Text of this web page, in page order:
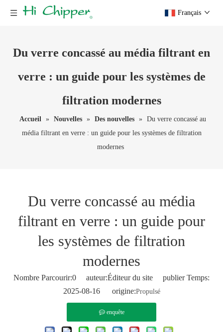
Français
Du verre concassé au média filtrant en
verre : un guide pour les systèmes de
filtration modernes
Accueil » Nouvelles » Des nouvelles » Du verre concassé au
média filtrant en verre : un guide pour les systèmes de filtration
modernes
Du verre concassé au média
filtrant en verre : un guide pour
les systèmes de filtration
modernes
Nombre Parcourir:0 auteur:Éditeur du site publier Temps:
2025-08-16 origine:Propulsé
enquête